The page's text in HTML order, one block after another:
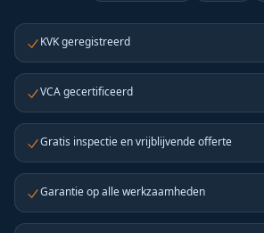
KVK geregistreerd
VCA gecertificeerd
Gratis inspectie en vrijblijvende offerte
Garantie op alle werkzaamheden